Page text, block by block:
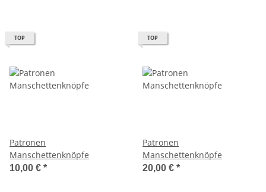
TOP
Patronen
Manschettenknöpfe
10,00 € *
TOP
Patronen
Manschettenknöpfe
20,00 € *